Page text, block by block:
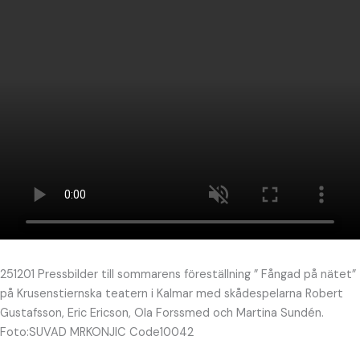
251201 Pressbilder till sommarens föreställning ” Fångad på nätet”
på Krusenstiernska teatern i Kalmar med skådespelarna Robert
Gustafsson, Eric Ericson, Ola Forssmed och Martina Sundén.
Foto:SUVAD MRKONJIC Code10042